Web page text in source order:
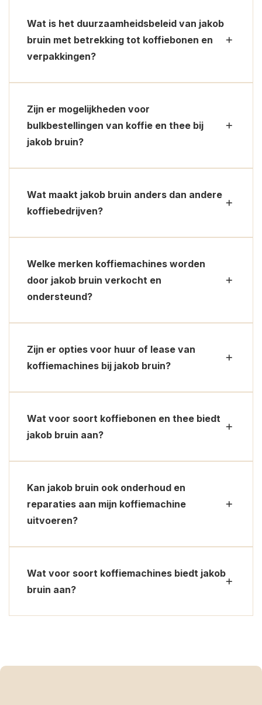
Wat is het duurzaamheidsbeleid van jakob
bruin met betrekking tot koffiebonen en
verpakkingen?
Zijn er mogelijkheden voor
bulkbestellingen van koffie en thee bij
jakob bruin?
Wat maakt jakob bruin anders dan andere
koffiebedrijven?
Welke merken koffiemachines worden
door jakob bruin verkocht en
ondersteund?
Zijn er opties voor huur of lease van
koffiemachines bij jakob bruin?
Wat voor soort koffiebonen en thee biedt
jakob bruin aan?
Kan jakob bruin ook onderhoud en
reparaties aan mijn koffiemachine
uitvoeren?
Wat voor soort koffiemachines biedt jakob
bruin aan?